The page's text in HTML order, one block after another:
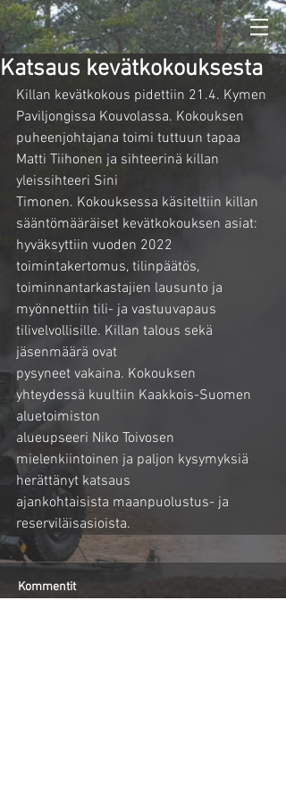
Katsaus kevätkokouksesta
Killan kevätkokous pidettiin 21.4. Kymen
Paviljongissa Kouvolassa. Kokouksen
puheenjohtajana toimi tuttuun tapaa
Matti Tiihonen ja sihteerinä killan
yleissihteeri Sini
Timonen. Kokouksessa käsiteltiin killan
sääntömääräiset kevätkokouksen asiat:
hyväksyttiin vuoden 2022
toimintakertomus, tilinpäätös,
toiminnantarkastajien lausunto ja
myönnettiin tili- ja vastuuvapaus
tilivelvollisille. Killan talous sekä
jäsenmäärä ovat
pysyneet vakaina. Kokouksen
yhteydessä kuultiin Kaakkois-Suomen
aluetoimiston
alueupseeri Niko Toivosen
mielenkiintoinen ja paljon kysymyksiä
herättänyt katsaus
ajankohtaisista maanpuolustus- ja
reserviläisasioista.
Kommentit